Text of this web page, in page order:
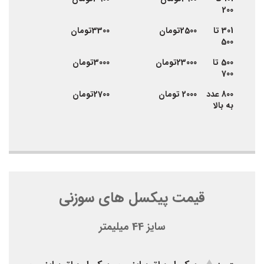
200
301 تا
500
2500تومان 3300تومان
500 تا
700
23000تومان 3000تومان
800 عدد
به بالا
2000 تومان 2700تومان
قیمت پیکسل های سوزنی
سایز 44 میلیمتر